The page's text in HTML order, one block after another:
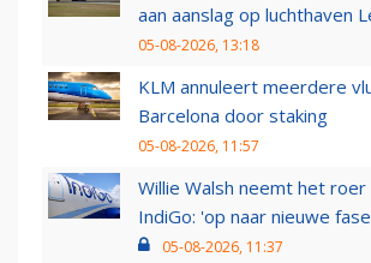
aan aanslag op luchthaven
05-08-2026, 13:18
KLM annuleert meerdere
Barcelona door staking
05-08-2026, 11:57
Willie Walsh neemt het
IndiGo: 'op naar nieuwe
05-08-2026, 11:37